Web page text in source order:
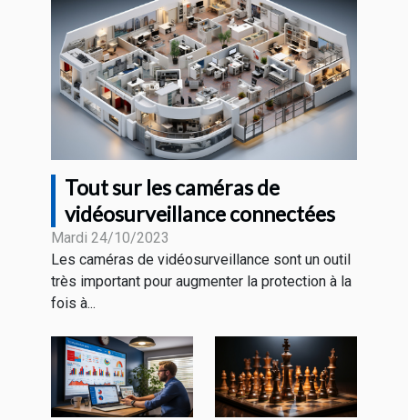
Tout sur les caméras de
vidéosurveillance connectées
Mardi 24/10/2023
Les caméras de vidéosurveillance sont un outil
très important pour augmenter la protection à la
fois à...